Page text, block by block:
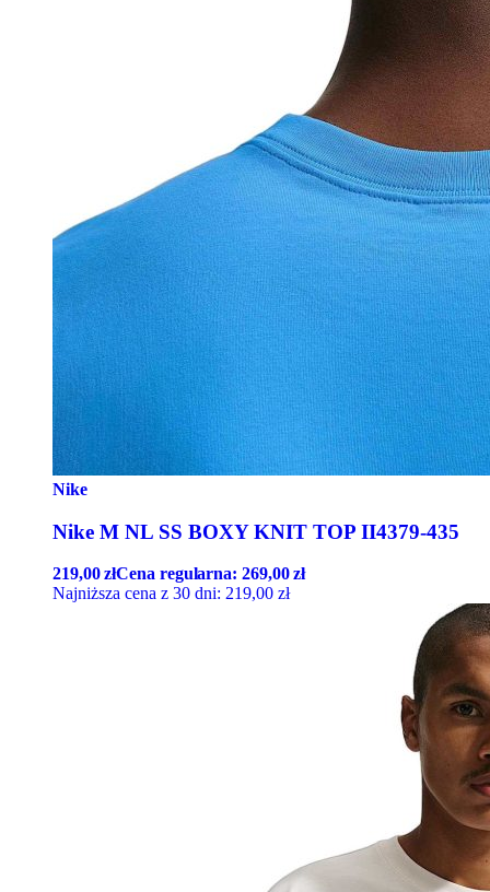
Nike
Nike M NL SS BOXY KNIT TOP II4379-435
219,00złCena regularna:269,00zł
Najniższa cena z 30 dni: 219,00 zł